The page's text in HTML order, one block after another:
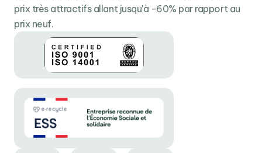
prix très attractifs allant jusqu'à -60% par rapport au
prix neuf.